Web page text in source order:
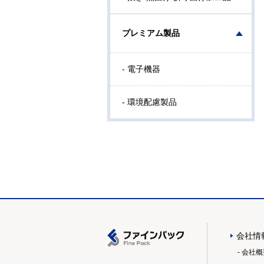
プレミアム製品
- 電子機器
- 環境配慮製品
会社情
- 会社概